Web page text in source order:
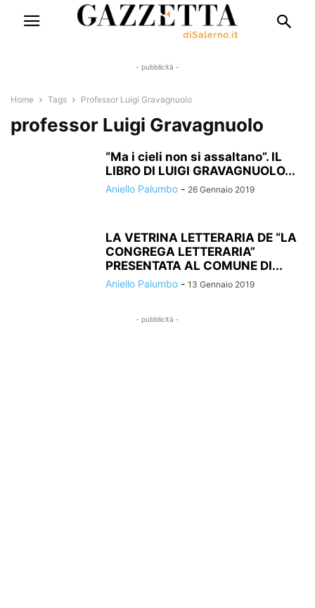
- pubblicità -
Home Tags Professor Luigi Gravagnuolo
professor Luigi Gravagnuolo
“Ma i cieli non si assaltano”. IL
LIBRO DI LUIGI GRAVAGNUOLO...
Aniello Palumbo - 26 Gennaio 2019
LA VETRINA LETTERARIA DE “LA
CONGREGA LETTERARIA”
PRESENTATA AL COMUNE DI...
Aniello Palumbo - 13 Gennaio 2019
- pubblicità -